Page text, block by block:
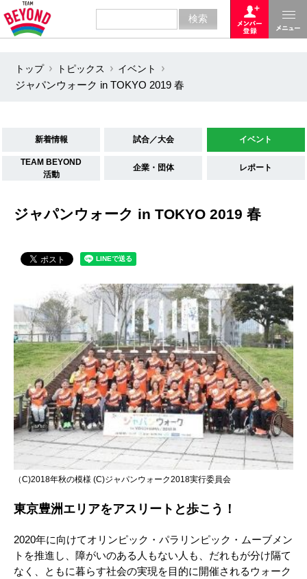
トップ トピックス
イベント
ジャパンウォーク in TOKYO 2019 春
新着情報 試合／大会 イベント
TEAM BEYOND
活動
企業・団体 レポート
ジャパンウォーク in TOKYO 2019 春
（C)2018年秋の模様 (C)ジャパンウォーク2018実行委員会
東京豊洲エリアをアスリートと歩こう！
2020年に向けてオリンピック・パラリンピック・ムーブメン
トを推進し、障がいのある人もない人も、だれもが分け隔て
なく、ともに暮らす社会の実現を目的に開催されるウォーク